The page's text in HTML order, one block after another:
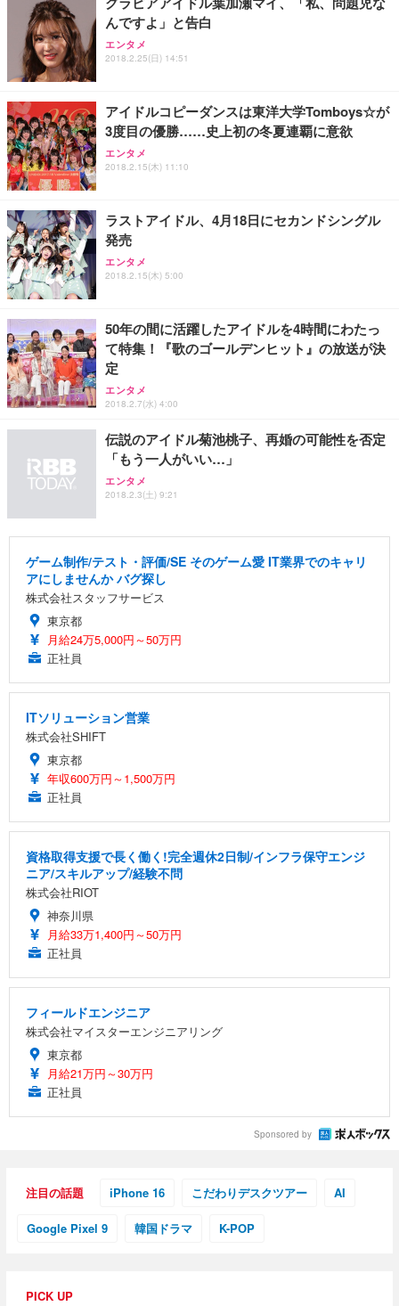
んですよ」と告白
エンタメ
2018.2.25(日) 14:51
アイドルコピーダンスは東洋大学Tomboys☆が
3度目の優勝……史上初の冬夏連覇に意欲
エンタメ
2018.2.15(木) 11:10
ラストアイドル、4月18日にセカンドシングル
発売
エンタメ
2018.2.15(木) 5:00
50年の間に活躍したアイドルを4時間にわたっ
て特集！『歌のゴールデンヒット』の放送が決
定
エンタメ
2018.2.7(水) 4:00
伝説のアイドル菊池桃子、再婚の可能性を否定
「もう一人がいい…」
エンタメ
2018.2.3(土) 9:21
ゲーム制作/テスト・評価/SE そのゲーム愛 IT業界でのキャリ
アにしませんか バグ探し
株式会社スタッフサービス
東京都
月給24万5,000円～50万円
正社員
ITソリューション営業
株式会社SHIFT
東京都
年収600万円～1,500万円
正社員
資格取得支援で長く働く!完全週休2日制/インフラ保守エンジ
ニア/スキルアップ/経験不問
株式会社RIOT
神奈川県
月給33万1,400円～50万円
正社員
フィールドエンジニア
株式会社マイスターエンジニアリング
東京都
月給21万円～30万円
正社員
Sponsored by
注目の話題 iPhone 16 こだわりデスクツアー AI
Google Pixel 9 韓国ドラマ K-POP
PICK UP